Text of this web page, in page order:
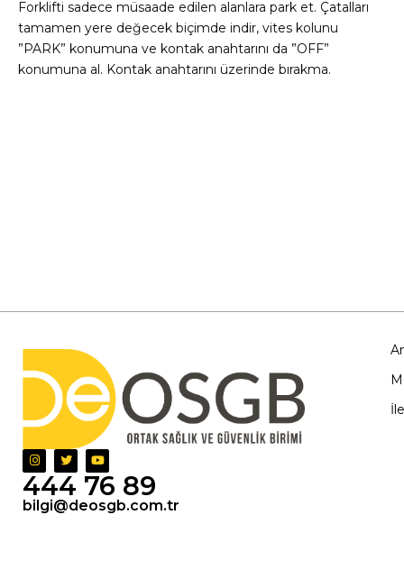
Forklifti sadece müsaade edilen alanlara park et. Çatalları
tamamen yere değecek biçimde indir, vites kolunu
”PARK” konumuna ve kontak anahtarını da ”OFF”
konumuna al. Kontak anahtarını üzerinde bırakma.
444 76 89
bilgi@deosgb.com.tr